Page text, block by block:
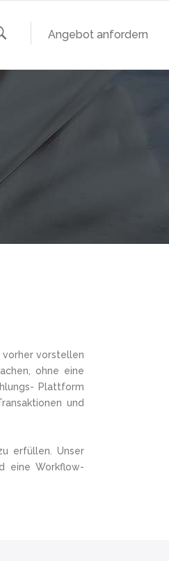
Angebot anfordern
vorher vorstellen
ohne eine
Plattform
und
erfüllen. Unser
eine Workflow-